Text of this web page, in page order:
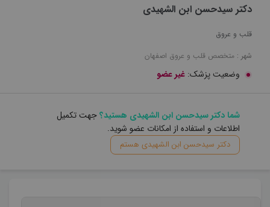
دکتر سیدحسن ابن الشهیدی
قلب و عروق
شهر : متخصص قلب و عروق اصفهان
وضعیت پزشک: غیر عضو
شما دکتر سیدحسن ابن الشهیدی هستید؟جهت تکمیل
اطلاعات و استفاده از امکانات عضو شوید.
دکتر سیدحسن ابن الشهیدی هستم